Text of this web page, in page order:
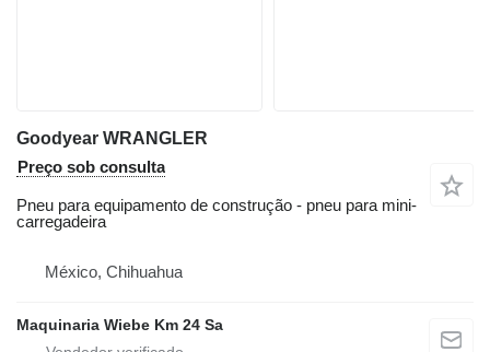
Goodyear WRANGLER
Preço sob consulta
Pneu para equipamento de construção - pneu para mini-
carregadeira
México, Chihuahua
Maquinaria Wiebe Km 24 Sa